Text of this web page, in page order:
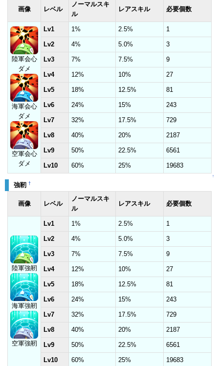
画像 レベル
ノーマルスキ
ル
レアスキル 必要個数
陸軍会心
ダメ
海軍会心
ダメ
空軍会心
ダメ
Lv1 1% 2.5% 1
Lv2 4% 5.0% 3
Lv3 7% 7.5% 9
Lv4 12% 10% 27
Lv5 18% 12.5% 81
Lv6 24% 15% 243
Lv7 32% 17.5% 729
Lv8 40% 20% 2187
Lv9 50% 22.5% 6561
Lv10 60% 25% 19683
↑
強靭 †
画像 レベル
ノーマルスキ
ル
レアスキル 必要個数
陸軍強靭
海軍強靭
空軍強靭
Lv1 1% 2.5% 1
Lv2 4% 5.0% 3
Lv3 7% 7.5% 9
Lv4 12% 10% 27
Lv5 18% 12.5% 81
Lv6 24% 15% 243
Lv7 32% 17.5% 729
Lv8 40% 20% 2187
Lv9 50% 22.5% 6561
Lv10 60% 25% 19683